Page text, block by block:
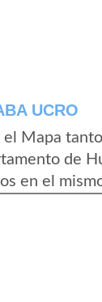
UCRO
Mapa
de
en el